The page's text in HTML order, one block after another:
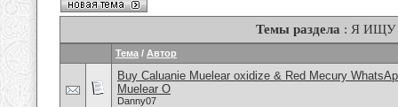
Темы раздела : Я ИЩУ
Тема / Автор
Buy Caluanie Muelear oxidize & Red Mecury
Muelear O
Danny07